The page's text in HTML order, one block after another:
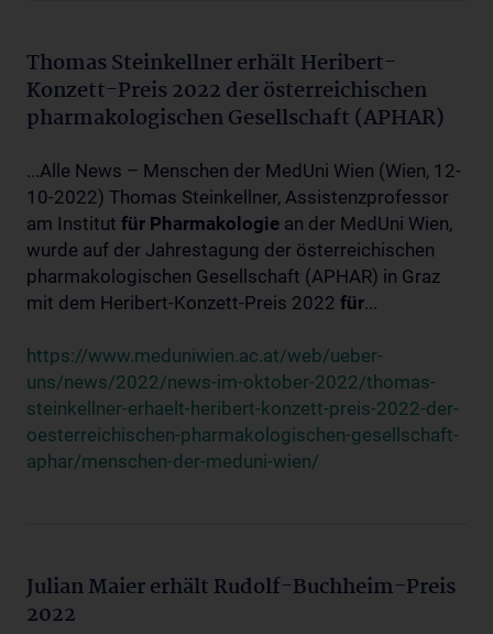
Thomas Steinkellner erhält Heribert-
Konzett-Preis 2022 der österreichischen
pharmakologischen Gesellschaft (APHAR)
...Alle News – Menschen der MedUni Wien (Wien, 12-
10-2022) Thomas Steinkellner, Assistenzprofessor
am Institut für Pharmakologie an der MedUni Wien,
wurde auf der Jahrestagung der österreichischen
pharmakologischen Gesellschaft (APHAR) in Graz
mit dem Heribert-Konzett-Preis 2022 für...
https://www.meduniwien.ac.at/web/ueber-
uns/news/2022/news-im-oktober-2022/thomas-
steinkellner-erhaelt-heribert-konzett-preis-2022-der-
oesterreichischen-pharmakologischen-gesellschaft-
aphar/menschen-der-meduni-wien/
Julian Maier erhält Rudolf-Buchheim-Preis
2022